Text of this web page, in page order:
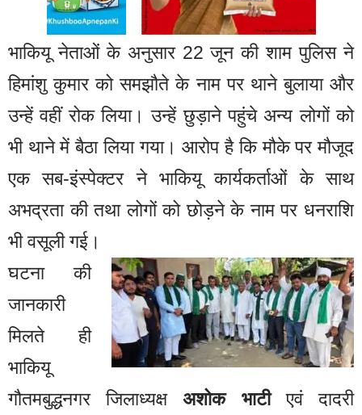
भाकियू नेताओं के अनुसार 22 जून की शाम पुलिस ने
हिमांशु कुमार को समझौते के नाम पर थाने बुलाया और
उन्हें वहीं रोक लिया। उन्हें छुड़ाने पहुंचे अन्य लोगों को
भी थाने में बैठा लिया गया। आरोप है कि मौके पर मौजूद
एक सब-इंस्पेक्टर ने भाकियू कार्यकर्ताओं के साथ
अभद्रता की तथा लोगों को छोड़ने के नाम पर धनराशि
भी वसूली गई।
घटना की
जानकारी
मिलते ही
भाकियू
गौतमबुद्धनगर जिलाध्यक्षअशोक भाटीएवं दादरी